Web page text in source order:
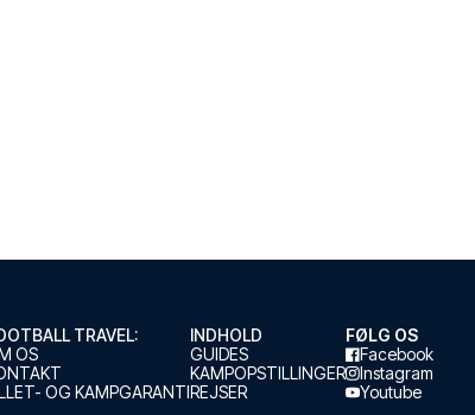
TRAVEL:
OS
OG KAMPGARANTI
INDHOLD
GUIDES
KAMPOPSTILLINGER
REJSER
FØLG OS
Facebook
Instagram
Youtube